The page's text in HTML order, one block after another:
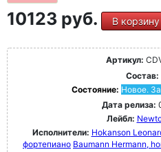
10123 руб. В корзину
Артикул:
Состав:
Состояние: Новое.
Дата релиза:
Лейбл:
Исполнители: Hokanson
фортепиано Baumann Hermann,